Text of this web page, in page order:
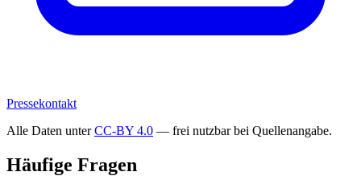
Pressekontakt
Alle Daten unterCC-BY 4.0 — frei nutzbar bei Quellenangabe.
Häufige Fragen